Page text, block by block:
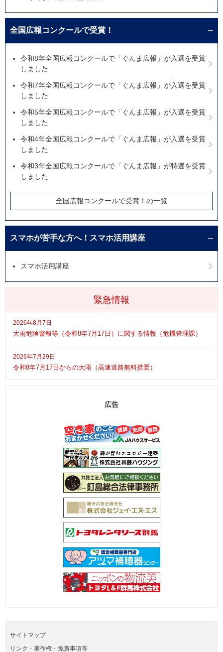
緊急情報
2026年8月7日
大雨危険警報等（令和8年7月17日）に関する情報（危機管理課）
2026年7月29日
令和8年7月17日からの大雨（高速道路無料措置）
全国広報コンクールで受賞！
令和8年全国広報コンクールで「ぐんま広報」が入選を受賞
しました
令和7年全国広報コンクールで「ぐんま広報」が入選を受賞
しました
令和5年全国広報コンクールで「ぐんま広報」が入選を受賞
しました
令和4年全国広報コンクールで「ぐんま広報」が入選を受賞
しました
令和3年全国広報コンクールで「ぐんま広報」が特選を受賞
しました
全国広報コンクールで受賞！の一覧
スマホが苦手な方へ！スマホ活用講座
スマホ活用講座
広告
サイトマップ
リンク・著作権・免責事項等